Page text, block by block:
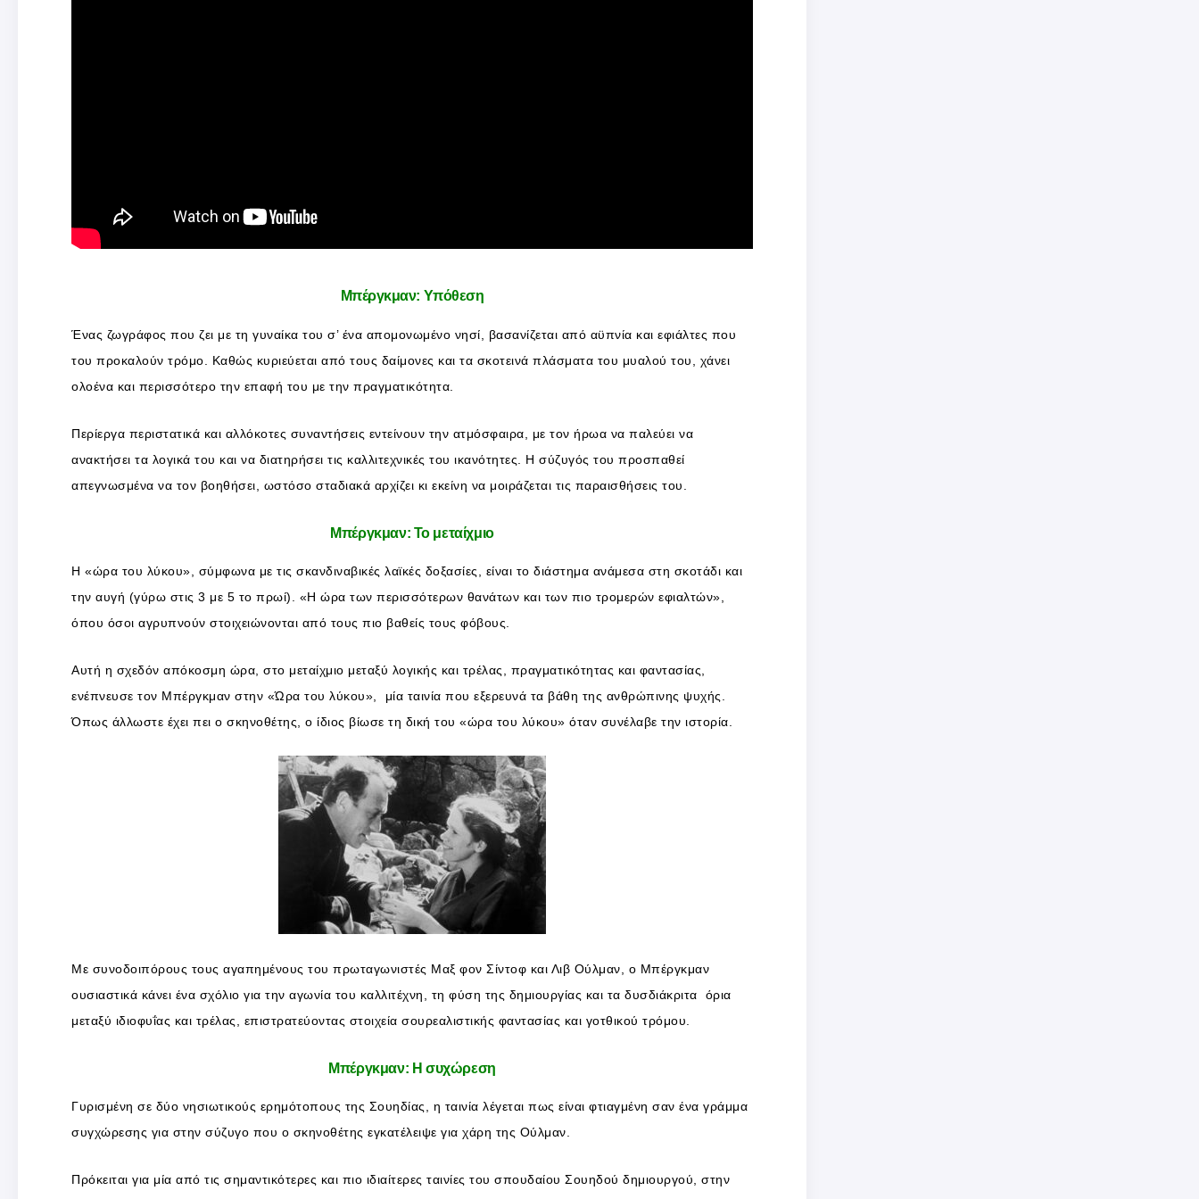
Μπέργκμαν: Υπόθεση
Ένας ζωγράφος που ζει με τη γυναίκα του σ’ ένα απομονωμένο νησί, βασανίζεται από αϋπνία και εφιάλτες που
του προκαλούν τρόμο. Καθώς κυριεύεται από τους δαίμονες και τα σκοτεινά πλάσματα του μυαλού του, χάνει
ολοένα και περισσότερο την επαφή του με την πραγματικότητα.
Περίεργα περιστατικά και αλλόκοτες συναντήσεις εντείνουν την ατμόσφαιρα, με τον ήρωα να παλεύει να
ανακτήσει τα λογικά του και να διατηρήσει τις καλλιτεχνικές του ικανότητες. Η σύζυγός του προσπαθεί
απεγνωσμένα να τον βοηθήσει, ωστόσο σταδιακά αρχίζει κι εκείνη να μοιράζεται τις παραισθήσεις του.
Μπέργκμαν: Το μεταίχμιο
Η «ώρα του λύκου», σύμφωνα με τις σκανδιναβικές λαϊκές δοξασίες, είναι το διάστημα ανάμεσα στη σκοτάδι και
την αυγή (γύρω στις 3 με 5 το πρωί). «Η ώρα των περισσότερων θανάτων και των πιο τρομερών εφιαλτών»,
όπου όσοι αγρυπνούν στοιχειώνονται από τους πιο βαθείς τους φόβους.
Αυτή η σχεδόν απόκοσμη ώρα, στο μεταίχμιο μεταξύ λογικής και τρέλας, πραγματικότητας και φαντασίας,
ενέπνευσε τον Μπέργκμαν στην «Ώρα του λύκου», μία ταινία που εξερευνά τα βάθη της ανθρώπινης ψυχής.
Όπως άλλωστε έχει πει ο σκηνοθέτης, ο ίδιος βίωσε τη δική του «ώρα του λύκου» όταν συνέλαβε την ιστορία.
Με συνοδοιπόρους τους αγαπημένους του πρωταγωνιστές Μαξ φον Σίντοφ και Λιβ Ούλμαν, ο Μπέργκμαν
ουσιαστικά κάνει ένα σχόλιο για την αγωνία του καλλιτέχνη, τη φύση της δημιουργίας και τα δυσδιάκριτα όρια
μεταξύ ιδιοφυΐας και τρέλας, επιστρατεύοντας στοιχεία σουρεαλιστικής φαντασίας και γοτθικού τρόμου.
Μπέργκμαν: Η συχώρεση
Γυρισμένη σε δύο νησιωτικούς ερημότοπους της Σουηδίας, η ταινία λέγεται πως είναι φτιαγμένη σαν ένα γράμμα
συγχώρεσης για στην σύζυγο που ο σκηνοθέτης εγκατέλειψε για χάρη της Ούλμαν.
Πρόκειται για μία από τις σημαντικότερες και πιο ιδιαίτερες ταινίες του σπουδαίου Σουηδού δημιουργού, στην